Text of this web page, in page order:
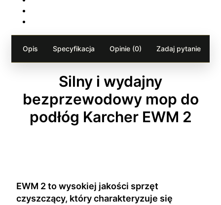
Opis Specyfikacja Opinie (0) Zadaj pytanie
Silny i wydajny
bezprzewodowy mop do
podłóg Karcher EWM 2
EWM 2 to wysokiej jakości sprzęt
czyszczący, który charakteryzuje się